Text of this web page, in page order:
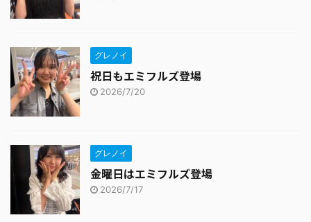
グレノイ
祝日もエミフルズ登場
2026/7/20
グレノイ
金曜日はエミフルズ登場
2026/7/17